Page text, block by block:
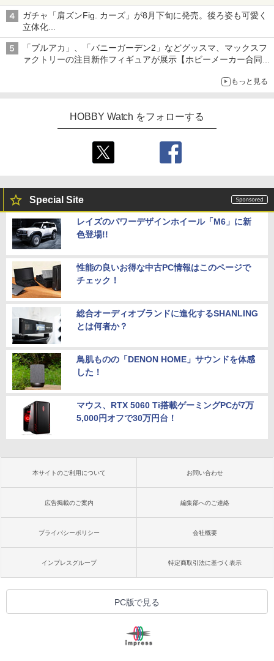
子どもが楽しめるかっぱ寿司ならではの体験とコラボの楽しさを
追求
ガチャ「肩ズンFig. カーズ」が8月下旬に発売。後ろ姿も可愛く
立体化
ライトニング・マックィーンやメーターなど4種がラインナップ
「ブルアカ」、「バニーガーデン2」などグッスマ、マックスフ
ァクトリーの注目新作フィギュアが展示【ホビーメーカー合同展
もっと見る
HOBBY Watch をフォローする
Special Site
レイズのパワーデザインホイール「M6」に新
色登場!!
性能の良いお得な中古PC情報はこのページで
チェック！
総合オーディオブランドに進化するSHANLING
とは何者か？
鳥肌ものの「DENON HOME」サウンドを体感
した！
マウス、RTX 5060 Ti搭載ゲーミングPCが7万
5,000円オフで30万円台！
本サイトのご利用について お問い合わせ
広告掲載のご案内 編集部へのご連絡
プライバシーポリシー 会社概要
インプレスグループ 特定商取引法に基づく表示
PC版で見る